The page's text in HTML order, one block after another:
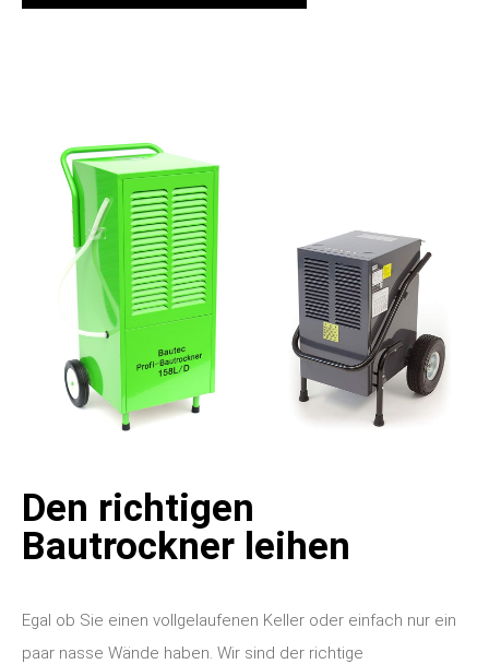
Den richtigen
Bautrockner leihen
Egal ob Sie einen vollgelaufenen Keller oder einfach nur ein
paar nasse Wände haben. Wir sind der richtige